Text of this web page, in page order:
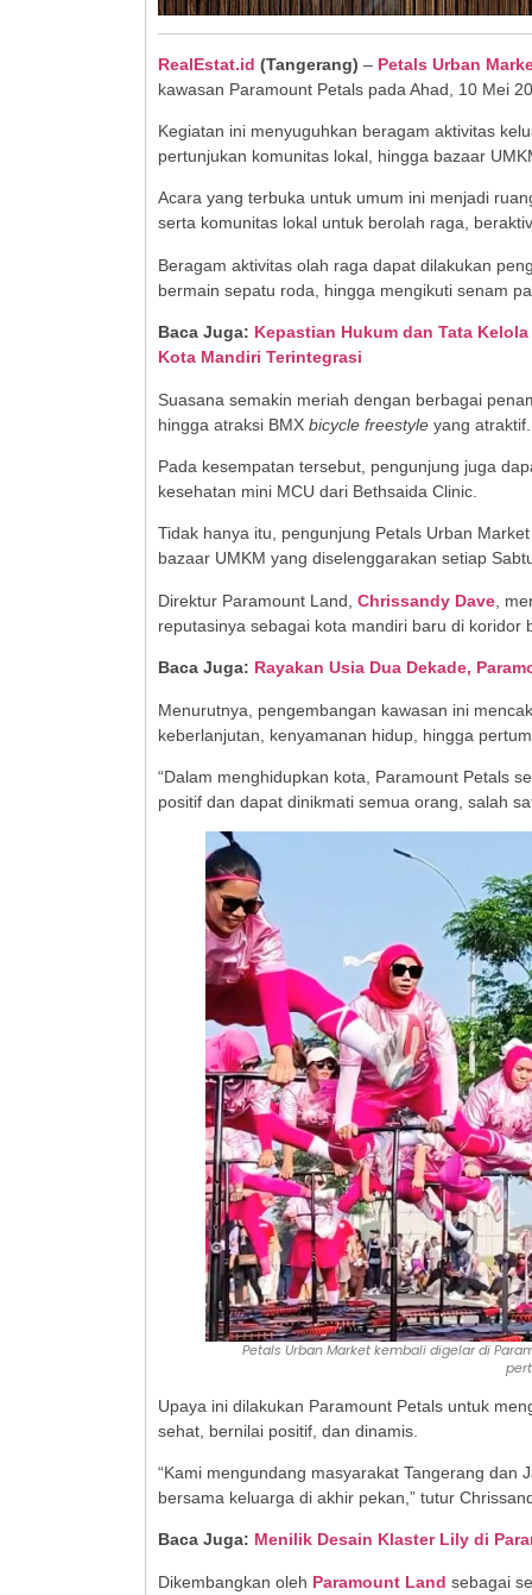
RealEstat.id (Tangerang) – Petals Urban
kawasan Paramount Petals pada Ahad, 10 Mei
Kegiatan ini menyuguhkan beragam aktivitas
pertunjukan komunitas lokal, hingga bazaar
Acara yang terbuka untuk umum ini menjadi
serta komunitas lokal untuk berolah raga,
Beragam aktivitas olah raga dapat dilakukan
bermain sepatu roda, hingga mengikuti senam
Baca Juga: Kepastian Hukum dan Tata
Kota Mandiri Terintegrasi
Suasana semakin meriah dengan berbagai
hingga atraksi BMX bicycle freestyle yang atraktif.
Pada kesempatan tersebut, pengunjung juga
kesehatan mini MCU dari Bethsaida Clinic.
Tidak hanya itu, pengunjung Petals Urban
bazaar UMKM yang diselenggarakan setiap
Direktur Paramount Land, Chrissandy Dave ,
reputasinya sebagai kota mandiri baru di
Baca Juga: Rayakan Usia Dua Dekade,
Menurutnya, pengembangan kawasan ini
keberlanjutan, kenyamanan hidup, hingga
“Dalam menghidupkan kota, Paramount Petals
positif dan dapat dinikmati semua orang, salah
Petals Urban Market kembali digelar di
Upaya ini dilakukan Paramount Petals untuk
sehat, bernilai positif, dan dinamis.
“Kami mengundang masyarakat Tangerang dan
bersama keluarga di akhir pekan,” tutur
Baca Juga: Menilik Desain Klaster Lily di
Dikembangkan oleh Paramount Land sebagai